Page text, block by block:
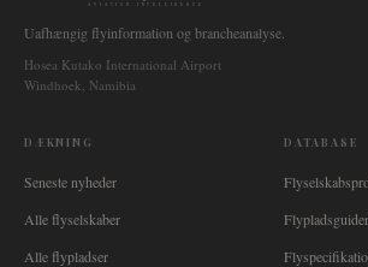
AVIATION INTELLIGENCE
Uafhængig flyinformation og brancheanalyse.
Hosea Kutako International Airport
Windhoek, Namibia
DÆKNING
Seneste nyheder
Alle flyselskaber
Alle flypladser
DATABASE
Flypladsguider